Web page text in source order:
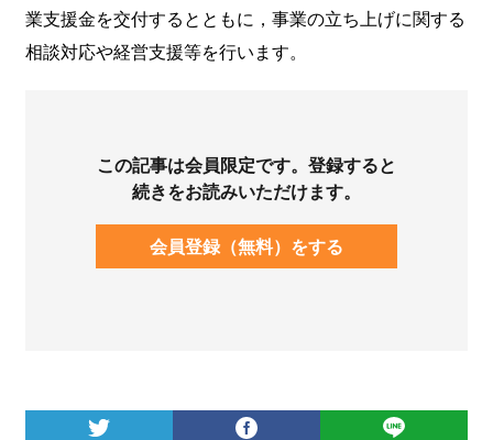
業支援金を交付するとともに，事業の立ち上げに関する
相談対応や経営支援等を行います。
この記事は会員限定です。登録すると
続きをお読みいただけます。
会員登録（無料）をする